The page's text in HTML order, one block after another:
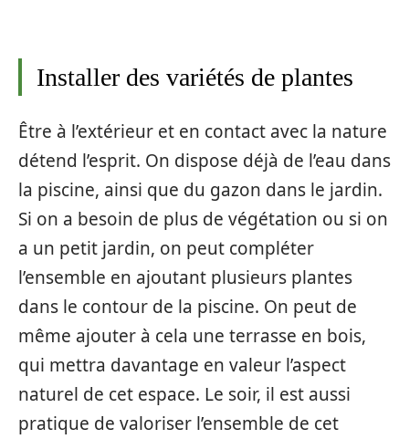
Installer des variétés de plantes
Être à l’extérieur et en contact avec la nature
détend l’esprit. On dispose déjà de l’eau dans
la piscine, ainsi que du gazon dans le jardin.
Si on a besoin de plus de végétation ou si on
a un petit jardin, on peut compléter
l’ensemble en ajoutant plusieurs plantes
dans le contour de la piscine. On peut de
même ajouter à cela une terrasse en bois,
qui mettra davantage en valeur l’aspect
naturel de cet espace. Le soir, il est aussi
pratique de valoriser l’ensemble de cet